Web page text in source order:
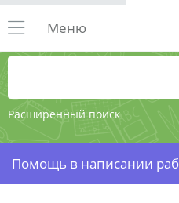
Расширенный поиск
Меню
Помощь в написании